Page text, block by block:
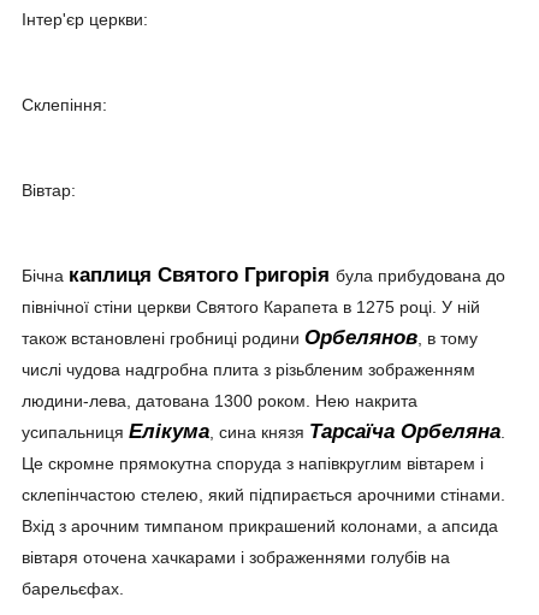
Інтер'єр церкви:
Склепіння:
Вівтар:
Бічна каплиця Святого Григорія була прибудована до
північної стіни церкви Святого Карапета в 1275 році. У ній
також встановлені гробниці родини Орбелянов , в тому
числі чудова надгробна плита з різьбленим зображенням
людини-лева, датована 1300 роком. Нею накрита
усипальниця Елікума , сина князя Тарсаїча Орбеляна
Це скромне прямокутна споруда з напівкруглим вівтарем і
склепінчастою стелею, який підпирається арочними стінами.
Вхід з арочним тимпаном прикрашений колонами, а апсида
вівтаря оточена хачкарами і зображеннями голубів на
барельєфах.